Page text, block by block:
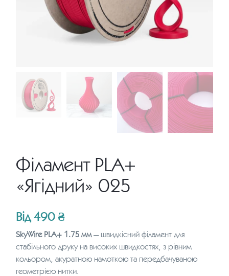
Філамент PLA+
«Ягідний» 025
Від 490₴
SkyWire PLA+ 1.75 мм — швидкісний філамент для
стабільного друку на високих швидкостях, з рівним
кольором, акуратною намоткою та передбачуваною
геометрією нитки.